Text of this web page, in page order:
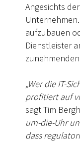
Angesichts
aufzubauen
Dienstleister
„Wer die IT-
profitiert auf
sagt Tim
um-die-Uhr
dass